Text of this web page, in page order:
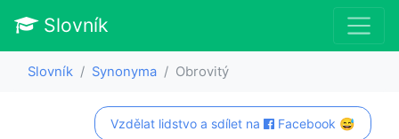
Slovník
Slovník Synonyma Obrovitý
Vzdělat lidstvo a sdílet na Facebook 😅